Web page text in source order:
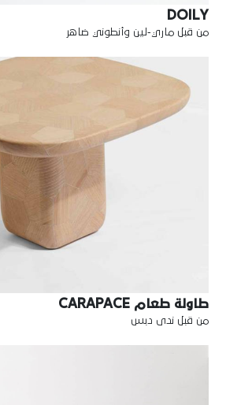
DOILY
من قبل ماري-لين وأنطوني ضاهر
طاولة طعام CARAPACE
من قبل ندى دبس